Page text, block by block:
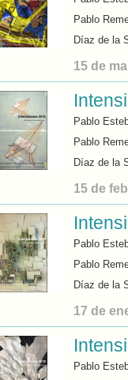
Pablo
Díaz de la
15 de
Pablo
Pablo
Díaz de la
15 de
Pablo
Pablo
Díaz de la
17 de
Pablo